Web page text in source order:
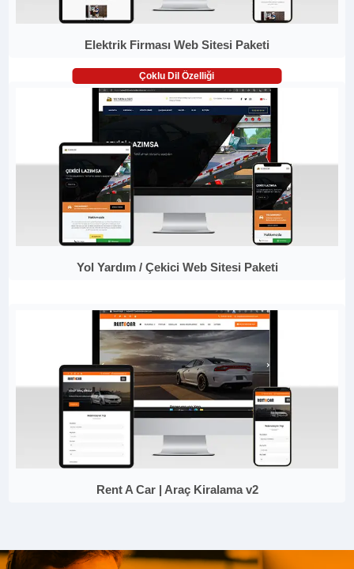
Elektrik Firması Web Sitesi Paketi
Çoklu Dil Özelliği
Yol Yardım / Çekici Web Sitesi Paketi
Rent A Car | Araç Kiralama v2